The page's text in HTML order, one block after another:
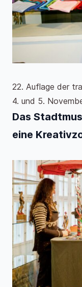
22. Auflage der
4. und 5.
Das
eine